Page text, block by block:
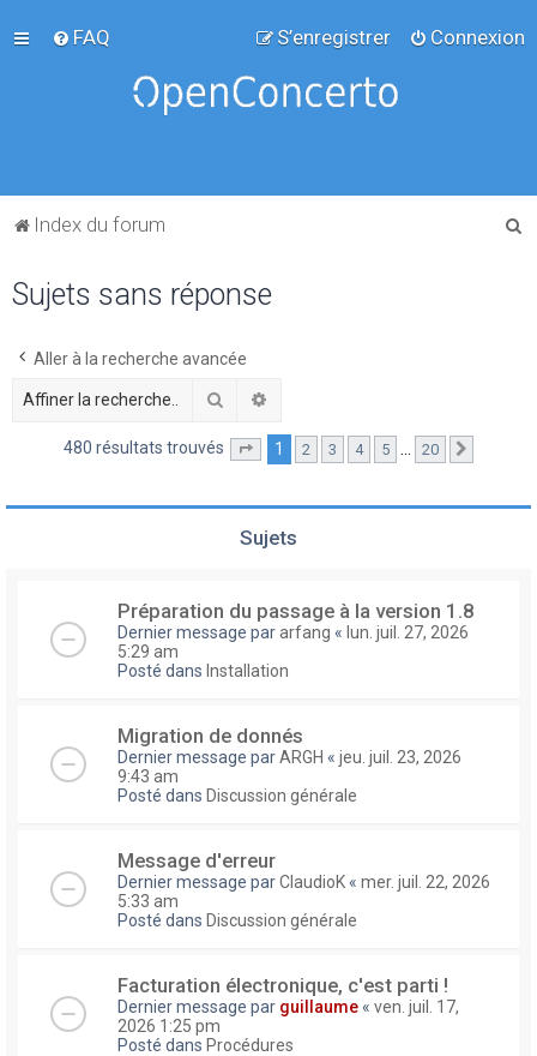
FAQ Connexion
S’enregistrer
Index du forum
Sujets sans réponse
Aller à la recherche avancée
Rechercher
480 résultats trouvés Page sur20
1 2 3 4 5 … 20
Sujets
Préparation du passage à la version 1.8
Dernier message pararfang « lun. juil. 27, 2026
5:29 am
Posté dans Installation
Migration de donnés
Dernier message parARGH « jeu. juil. 23, 2026
9:43 am
Posté dans Discussion générale
Message d'erreur
Dernier message parClaudioK « mer. juil. 22, 2026
5:33 am
Posté dans Discussion générale
Facturation électronique, c'est parti !
Dernier message par guillaume « ven. juil. 17,
2026 1:25 pm
Posté dans Procédures